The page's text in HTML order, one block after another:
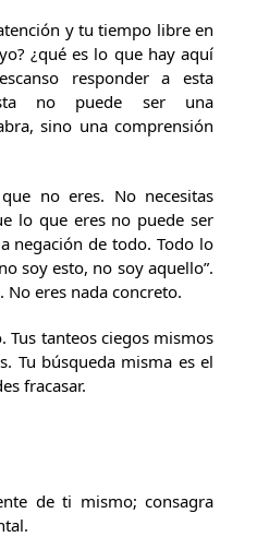
y tu tiempo libre en
¿qué es lo que hay aquí
responder a esta
no puede ser una
sino una comprensión
no eres. No necesitas
lo que eres no puede ser
negación de todo. Todo lo
soy esto, no soy aquello”.
No eres nada concreto.
Tus tanteos ciegos mismos
Tu búsqueda misma es el
fracasar.
de ti mismo; consagra